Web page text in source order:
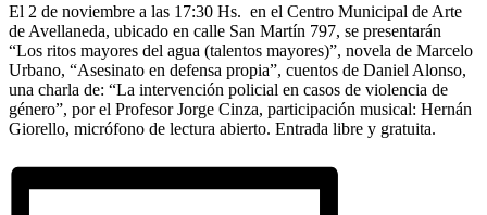
El 2 de noviembre a las 17:30 Hs. en el Centro Municipal de Arte
de Avellaneda, ubicado en calle San Martín 797, se presentarán
“Los ritos mayores del agua (talentos mayores)”, novela de Marcelo
Urbano, “Asesinato en defensa propia”, cuentos de Daniel Alonso,
una charla de: “La intervención policial en casos de violencia de
género”, por el Profesor Jorge Cinza, participación musical: Hernán
Giorello, micrófono de lectura abierto. Entrada libre y gratuita.